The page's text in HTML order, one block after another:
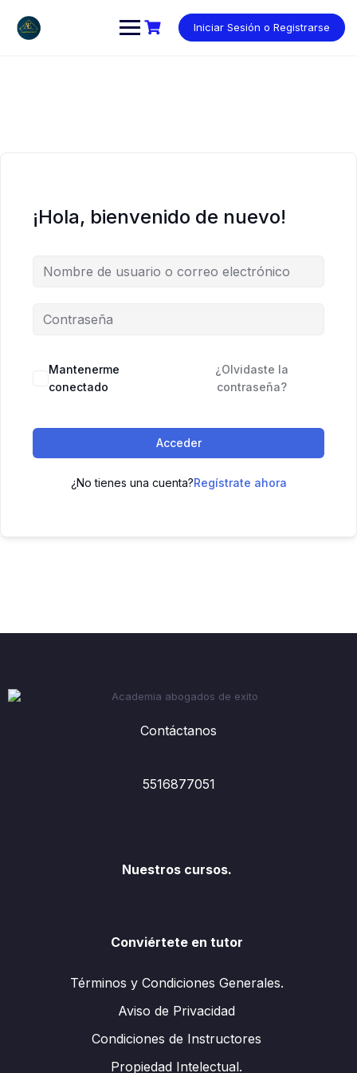
contenido
Iniciar Sesión o Registrarse
¡Hola, bienvenido de nuevo!
Mantenerme
conectado
¿Olvidaste la
contraseña?
Acceder
¿No tienes una cuenta?Regístrate ahora
Contáctanos
5516877051
Nuestros cursos.
Conviértete en tutor
Términos y Condiciones Generales.
Aviso de Privacidad
Condiciones de Instructores
Propiedad Intelectual.